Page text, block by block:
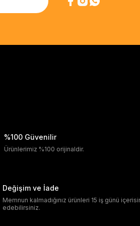
%100 Güvenilir
Ürünlerimiz %100 orijinaldir.
Değişim ve İade
Memnun kalmadığınız ürünleri 15 iş günü
edebilirsiniz.